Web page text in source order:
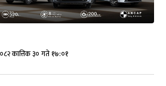
कात्तिक ३० गते १७:०१